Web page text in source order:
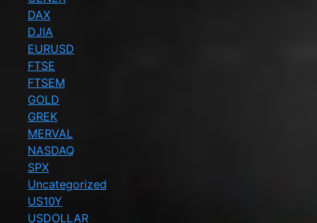
DAX
DJIA
EURUSD
FTSE
FTSEM
GOLD
GREK
MERVAL
NASDAQ
SPX
Uncategorized
US10Y
USDOLLAR